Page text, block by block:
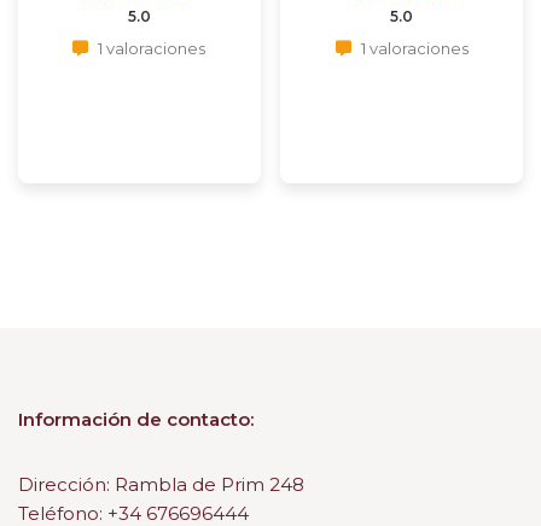
5.0
1 valoraciones
5.0
1 valoraciones
Información de contacto:
Dirección: Rambla de Prim 248
Teléfono: +34 676696444